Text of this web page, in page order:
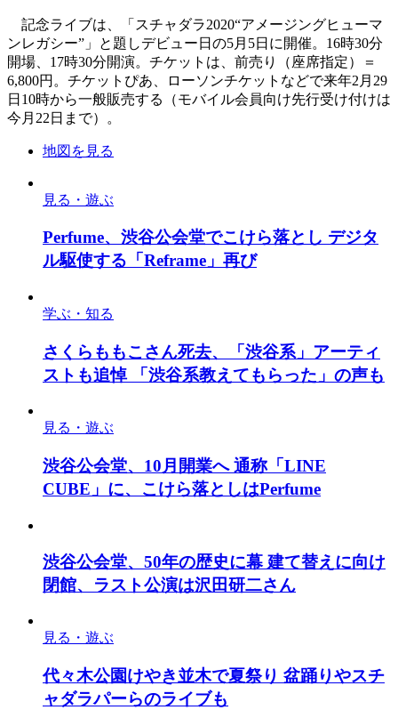
記念ライブは、「スチャダラ2020“アメージングヒューマ
ンレガシー”」と題しデビュー日の5月5日に開催。16時30分
開場、17時30分開演。チケットは、前売り（座席指定）＝
6,800円。チケットぴあ、ローソンチケットなどで来年2月29
日10時から一般販売する（モバイル会員向け先行受け付けは
今月22日まで）。
地図を見る
見る・遊ぶ
Perfume、渋谷公会堂でこけら落とし デジタ
ル駆使する「Reframe」再び
学ぶ・知る
さくらももこさん死去、「渋谷系」アーティ
ストも追悼 「渋谷系教えてもらった」の声も
見る・遊ぶ
渋谷公会堂、10月開業へ 通称「LINE
CUBE」に、こけら落としはPerfume
渋谷公会堂、50年の歴史に幕 建て替えに向け
閉館、ラスト公演は沢田研二さん
見る・遊ぶ
代々木公園けやき並木で夏祭り 盆踊りやスチ
ャダラパーらのライブも